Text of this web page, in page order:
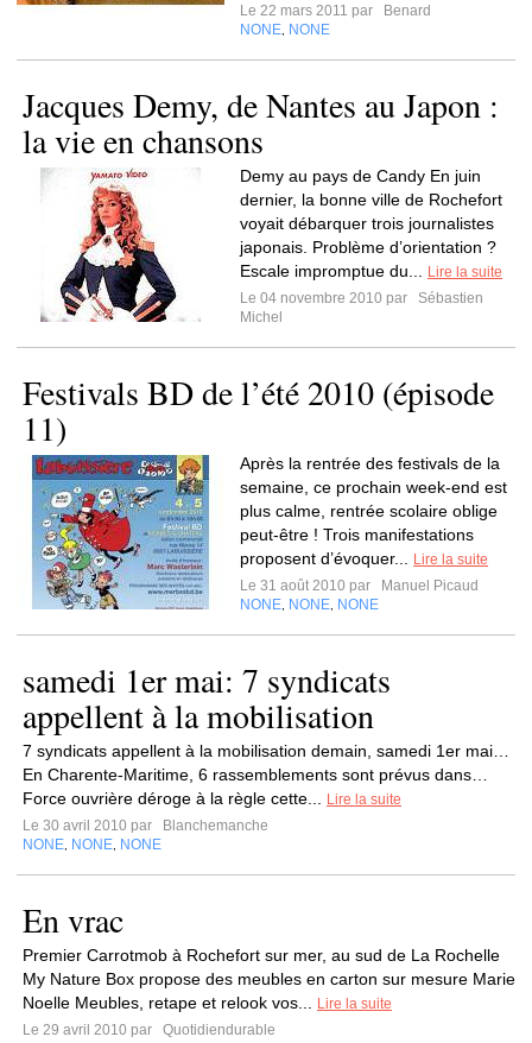
Le 22 mars 2011 par
Benard
NONE NONE
Jacques Demy, de Nantes au Japon :
la vie en chansons
Demy au pays de Candy En juin
dernier, la bonne ville de Rochefort
voyait débarquer trois journalistes
japonais. Problème d’orientation ?
Escale impromptue du...
Lire la suite
Le 04 novembre 2010 par
Sébastien
Michel
Festivals BD de l’été 2010 (épisode
11)
Après la rentrée des festivals de la
semaine, ce prochain week-end est
plus calme, rentrée scolaire oblige
peut-être ! Trois manifestations
proposent d’évoquer...
Lire la suite
Le 31 août 2010 par
Manuel Picaud
NONE NONE NONE
samedi 1er mai: 7 syndicats
appellent à la mobilisation
7 syndicats appellent à la mobilisation demain, samedi 1er mai…
En Charente-Maritime, 6 rassemblements sont prévus dans…
Force ouvrière déroge à la règle cette...
Lire la suite
Le 30 avril 2010 par
Blanchemanche
NONE NONE NONE
En vrac
Premier Carrotmob à Rochefort sur mer, au sud de La Rochelle
My Nature Box propose des meubles en carton sur mesure Marie
Noelle Meubles, retape et relook vos...
Lire la suite
Le 29 avril 2010 par
Quotidiendurable